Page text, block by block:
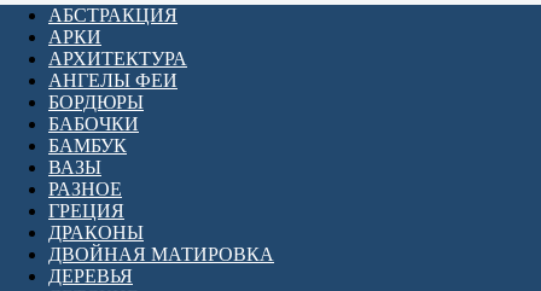
АБСТРАКЦИЯ
АРКИ
АРХИТЕКТУРА
АНГЕЛЫ ФЕИ
БОРДЮРЫ
БАБОЧКИ
БАМБУК
ВАЗЫ
РАЗНОЕ
ГРЕЦИЯ
ДРАКОНЫ
ДВОЙНАЯ МАТИРОВКА
ДЕРЕВЬЯ